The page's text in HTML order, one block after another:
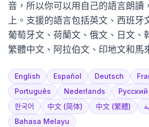
音，所以你可以用自己的語言朗讀
上。支援的語言包括英文、西班牙
葡萄牙文、荷蘭文、俄文、日文、
繁體中文、阿拉伯文、印地文和馬
English Español Deutsch
Português
Nederlands Русский
한국어
中文 (简体) 中文 (繁體)
Bahasa Melayu